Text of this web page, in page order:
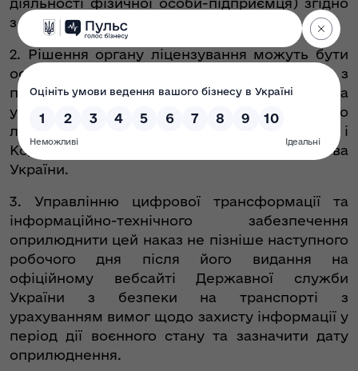
з переліком, що додається.
2. Рішення органу ліцензування можуть бути
оскаржені до Експертно-апеляційної ради з
питань ліцензування та/або суду в порядку та
у строки, визначені Законом України «Про
ліцензування видів господарської діяльності» і
Кодексом адміністративного судочинства
України.
3. Управлінню цифрової трансформації та
інформаційно-технічного забезпечення
оприлюднити цей наказ не пізніше наступного
робочого дня після його видання на
офіційному вебсайті Державної служби
України з безпеки на транспорті з
урахуванням вимог щодо захисту інформації у
період дії воєнного стану та зазначити дату
оприлюднення.